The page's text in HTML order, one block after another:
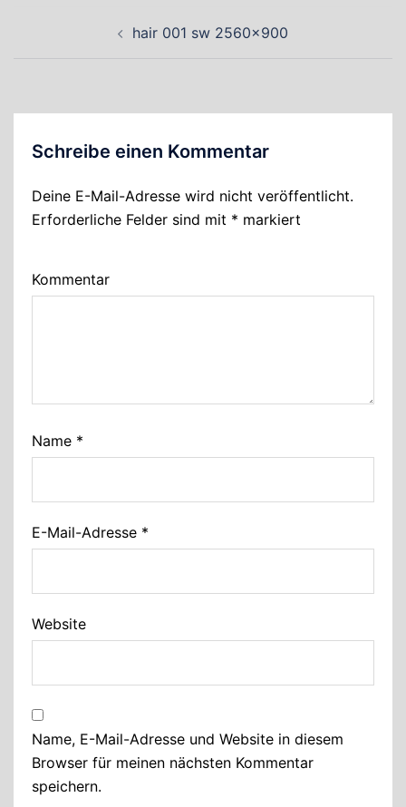
hair 001 sw 2560×900
Schreibe einen Kommentar
Deine E-Mail-Adresse wird nicht veröffentlicht.
Erforderliche Felder sind mit * markiert
Kommentar
Name *
E-Mail-Adresse *
Website
Name, E-Mail-Adresse und Website in diesem
Browser für meinen nächsten Kommentar
speichern.